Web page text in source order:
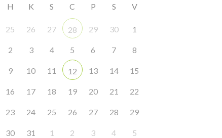
H K S C P S V
25 26 27 28 29 30 1
2 3 4 5 6 7 8
9 10 11 12 13 14 15
16 17 18 19 20 21 22
23 24 25 26 27 28 29
30 31 1 2 3 4 5